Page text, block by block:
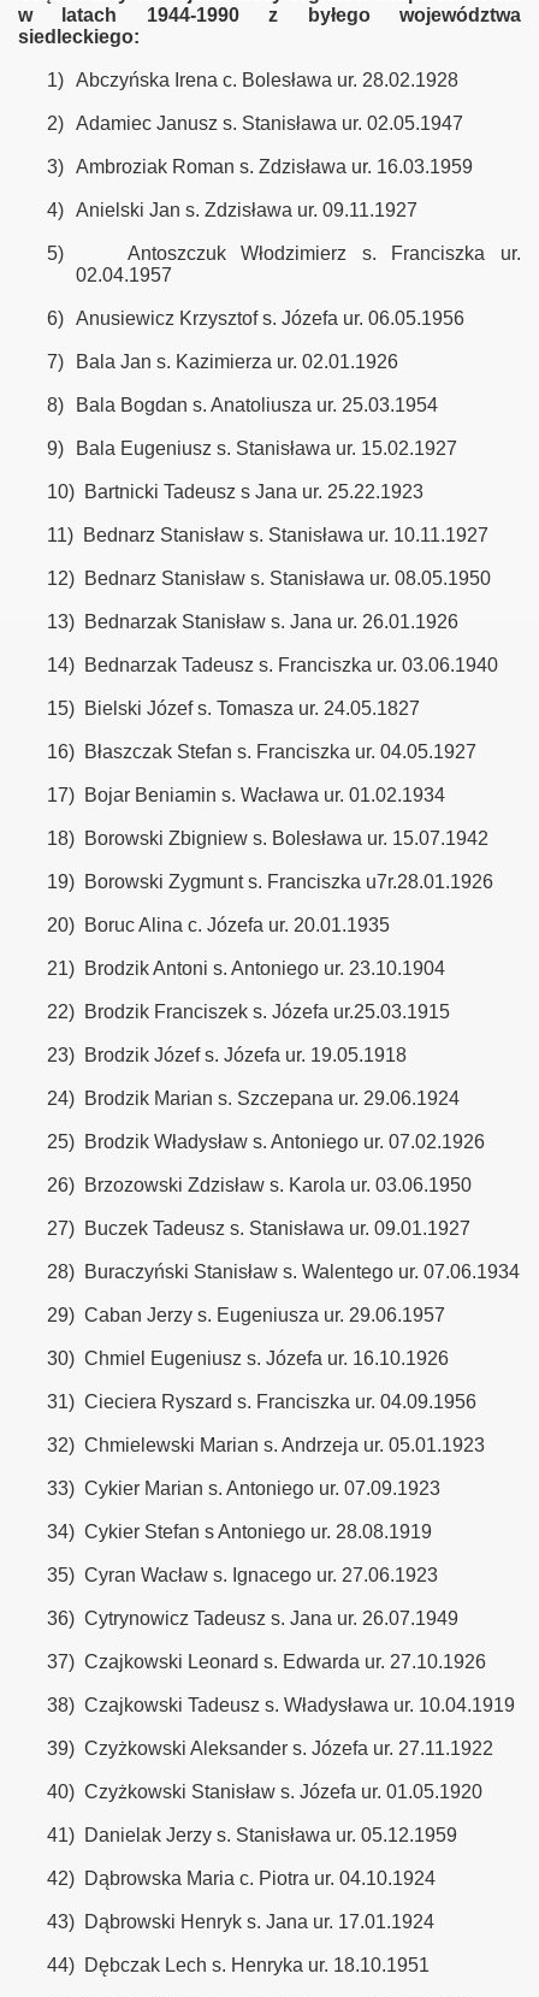
w latach 1944-1990 z byłego województwa
siedleckiego:
1) Abczyńska Irena c. Bolesława ur. 28.02.1928
2) Adamiec Janusz s. Stanisława ur. 02.05.1947
3) Ambroziak Roman s. Zdzisława ur. 16.03.1959
4) Anielski Jan s. Zdzisława ur. 09.11.1927
5)
Antoszczuk Włodzimierz s. Franciszka ur.
02.04.1957
6) Anusiewicz Krzysztof s. Józefa ur. 06.05.1956
7) Bala Jan s. Kazimierza ur. 02.01.1926
8) Bala Bogdan s. Anatoliusza ur. 25.03.1954
9) Bala Eugeniusz s. Stanisława ur. 15.02.1927
10) Bartnicki Tadeusz s Jana ur. 25.22.1923
11) Bednarz Stanisław s. Stanisława ur. 10.11.1927
12) Bednarz Stanisław s. Stanisława ur. 08.05.1950
13) Bednarzak Stanisław s. Jana ur. 26.01.1926
14) Bednarzak Tadeusz s. Franciszka ur. 03.06.1940
15) Bielski Józef s. Tomasza ur. 24.05.1827
16) Błaszczak Stefan s. Franciszka ur. 04.05.1927
17) Bojar Beniamin s. Wacława ur. 01.02.1934
18) Borowski Zbigniew s. Bolesława ur. 15.07.1942
19) Borowski Zygmunt s. Franciszka u7r.28.01.1926
20) Boruc Alina c. Józefa ur. 20.01.1935
21) Brodzik Antoni s. Antoniego ur. 23.10.1904
22) Brodzik Franciszek s. Józefa ur.25.03.1915
23) Brodzik Józef s. Józefa ur. 19.05.1918
24) Brodzik Marian s. Szczepana ur. 29.06.1924
25) Brodzik Władysław s. Antoniego ur. 07.02.1926
26) Brzozowski Zdzisław s. Karola ur. 03.06.1950
27) Buczek Tadeusz s. Stanisława ur. 09.01.1927
28) Buraczyński Stanisław s. Walentego ur. 07.06.1934
29) Caban Jerzy s. Eugeniusza ur. 29.06.1957
30) Chmiel Eugeniusz s. Józefa ur. 16.10.1926
31) Cieciera Ryszard s. Franciszka ur. 04.09.1956
32) Chmielewski Marian s. Andrzeja ur. 05.01.1923
33) Cykier Marian s. Antoniego ur. 07.09.1923
34) Cykier Stefan s Antoniego ur. 28.08.1919
35) Cyran Wacław s. Ignacego ur. 27.06.1923
36) Cytrynowicz Tadeusz s. Jana ur. 26.07.1949
37) Czajkowski Leonard s. Edwarda ur. 27.10.1926
38) Czajkowski Tadeusz s. Władysława ur. 10.04.1919
39) Czyżkowski Aleksander s. Józefa ur. 27.11.1922
40) Czyżkowski Stanisław s. Józefa ur. 01.05.1920
41) Danielak Jerzy s. Stanisława ur. 05.12.1959
42) Dąbrowska Maria c. Piotra ur. 04.10.1924
43) Dąbrowski Henryk s. Jana ur. 17.01.1924
44) Dębczak Lech s. Henryka ur. 18.10.1951